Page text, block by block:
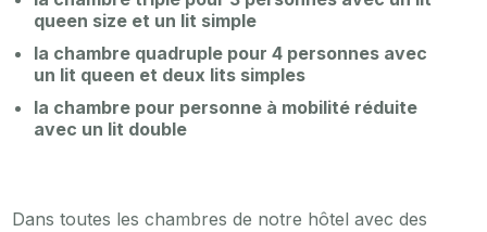
queen size et un lit simple
la chambre quadruple pour 4 personnes avec
un lit queen et deux lits simples
la chambre pour personne à mobilité réduite
avec un lit double
Dans toutes les chambres de notre hôtel avec des